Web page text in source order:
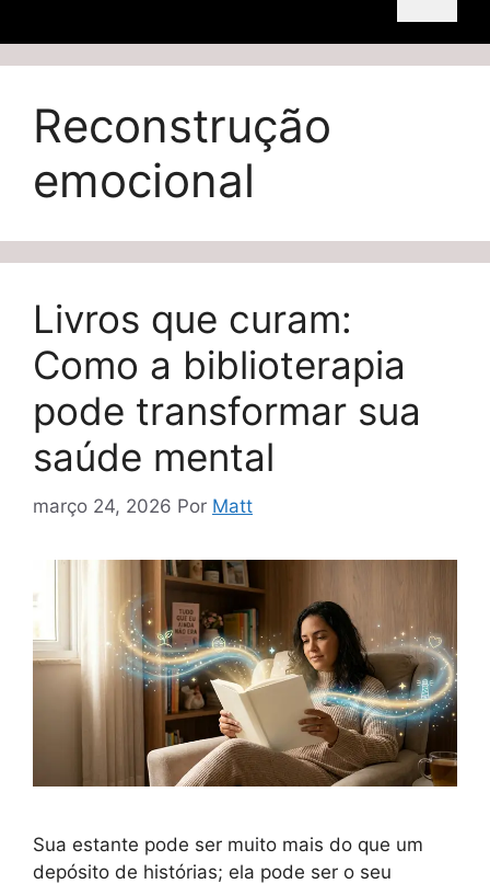
Reconstrução
emocional
Livros que curam:
Como a biblioterapia
pode transformar sua
saúde mental
março 24, 2026 Por Matt
Sua estante pode ser muito mais do que um
depósito de histórias; ela pode ser o seu